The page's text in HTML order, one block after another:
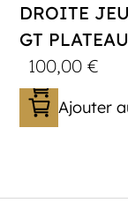
DROITE
GT PLATEAU
100,00€
Ajouter